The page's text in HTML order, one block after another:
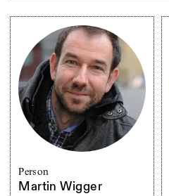
Person
Martin Wigger